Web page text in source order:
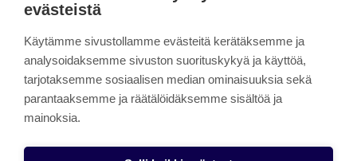
päättynyt 11.9.2023.
About the site
Käyttöehdot
evästeistä
Käytämme sivustollamme evästeitä kerätäksemme ja
analysoidaksemme sivuston suorituskykyä ja käyttöä,
tarjotaksemme sosiaalisen median ominaisuuksia sekä
parantaaksemme ja räätälöidäksemme sisältöä ja
mainoksia.